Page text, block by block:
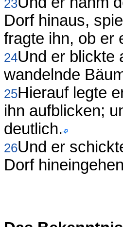
23
Dorf hinaus,
fragte ihn, ob er
24Und er blickte
wandelnde
25Hierauf legte
ihn aufblicken;
deutlich.
26Und er
Dorf